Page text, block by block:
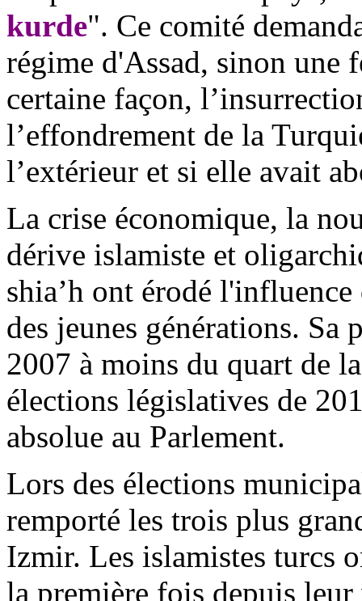
kurde". Ce comité
régime d'Assad, sinon une
certaine façon,
l’effondrement de la
l’extérieur et si elle avait
La crise économique, la
dérive islamiste et
shia’h ont érodé l'influence
des jeunes générations.
2007 à moins du quart de
élections législatives de
absolue au Parlement.
Lors des élections
remporté les trois plus
Izmir. Les islamistes turcs
la première fois depuis